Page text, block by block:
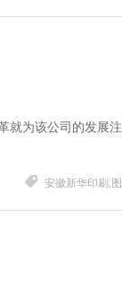
就为该公司的发展
安徽新华印刷,